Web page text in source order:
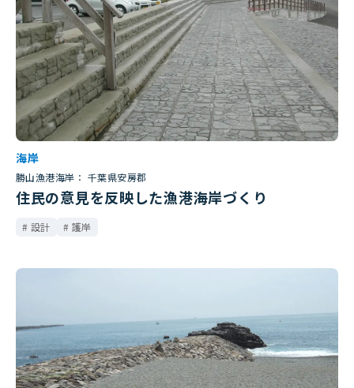
海岸
勝山漁港海岸： 千葉県安房郡
住民の意見を反映した漁港海岸づくり
設計 護岸